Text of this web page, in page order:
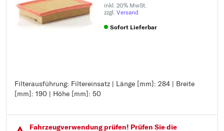
inkl. 20% MwSt.
zzgl. Versand
Sofort Lieferbar
Filterausführung: Filtereinsatz | Länge [mm]: 284 | Breite
[mm]: 190 | Höhe [mm]: 50
Filterausführung: Filtereinsatz
Länge [mm]: 284
Höhe [mm]: 50
Fahrzeugver­wendung prüfen! Prüfen Sie die